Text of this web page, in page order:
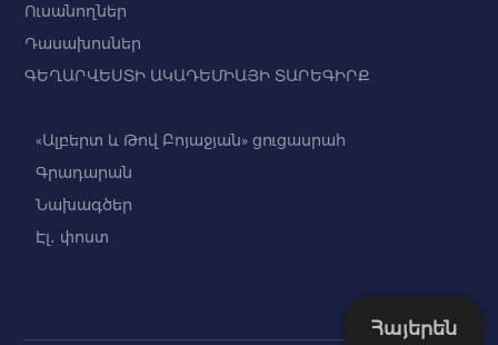
Ուսանողներ
Դասախոսներ
ԳԵՂԱՐՎԵՍՏԻ ԱԿԱԴԵՄԻԱՅԻ ՏԱՐԵԳԻՐՔ
«Ալբերտ և Թով Բոյաջյան» ցուցասրահ
Գրադարան
Նախագծեր
Էլ․ փոստ
Հայերեն